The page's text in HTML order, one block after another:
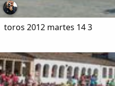
toros 2012 martes 14 3